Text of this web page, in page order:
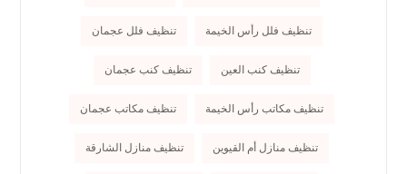
تنظيف فلل رأس الخيمة تنظيف فلل عجمان
تنظيف كنب العين تنظيف كنب عجمان
تنظيف مكاتب رأس الخيمة تنظيف مكاتب عجمان
تنظيف منازل أم القيوين تنظيف منازل الشارقة